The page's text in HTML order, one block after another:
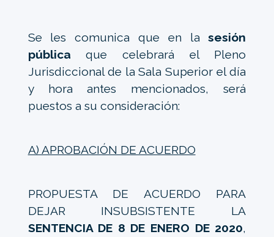
Se les comunica que en lasesión
pública que celebrará el Pleno
Jurisdiccional de la Sala Superior el día
y hora antes mencionados, será
puestos a su consideración:
A) APROBACIÓN DE ACUERDO
PROPUESTA DE ACUERDO PARA
DEJAR INSUBSISTENTE LA
SENTENCIA DE 8 DE ENERO DE 2020,